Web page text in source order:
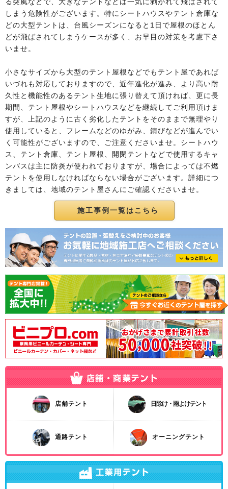
しまう危険性がございます。特にシートハウスやテント倉庫な
どの大型テントは、台風シーズンになると1日で屋根のほとん
どが飛ばされてしまうケースが多く、お早目の対策を考慮下さ
いませ。
小さなサイズから大型のテント屋根などでもテント屋であれば
いづれも対応しておりますので、近年進化が進み、より高い耐
久性と機能性のあるテント生地に張り替えて頂ければ、更に長
期間、テント屋根やシートハウスなどを継続してご利用頂けま
すが、上記のように古く劣化したテントをそのままで無理やり
使用していると、フレームなどのゆがみ、錆びなどが進んでい
く可能性がございますので、ご注意くださいませ。シートハウ
ス、テント倉庫、テント屋根、開閉テントなどで使用するキャ
ンバスは主に防炎が使われておりますが、場合によっては不燃
テントを使用しなければならない場合がございます。詳細につ
きましては、地域のテント屋さんにご確認くださいませ。
施工事例一覧はこちら
店舗テント 日除け・雨よけテント
通路テント オーニングテント